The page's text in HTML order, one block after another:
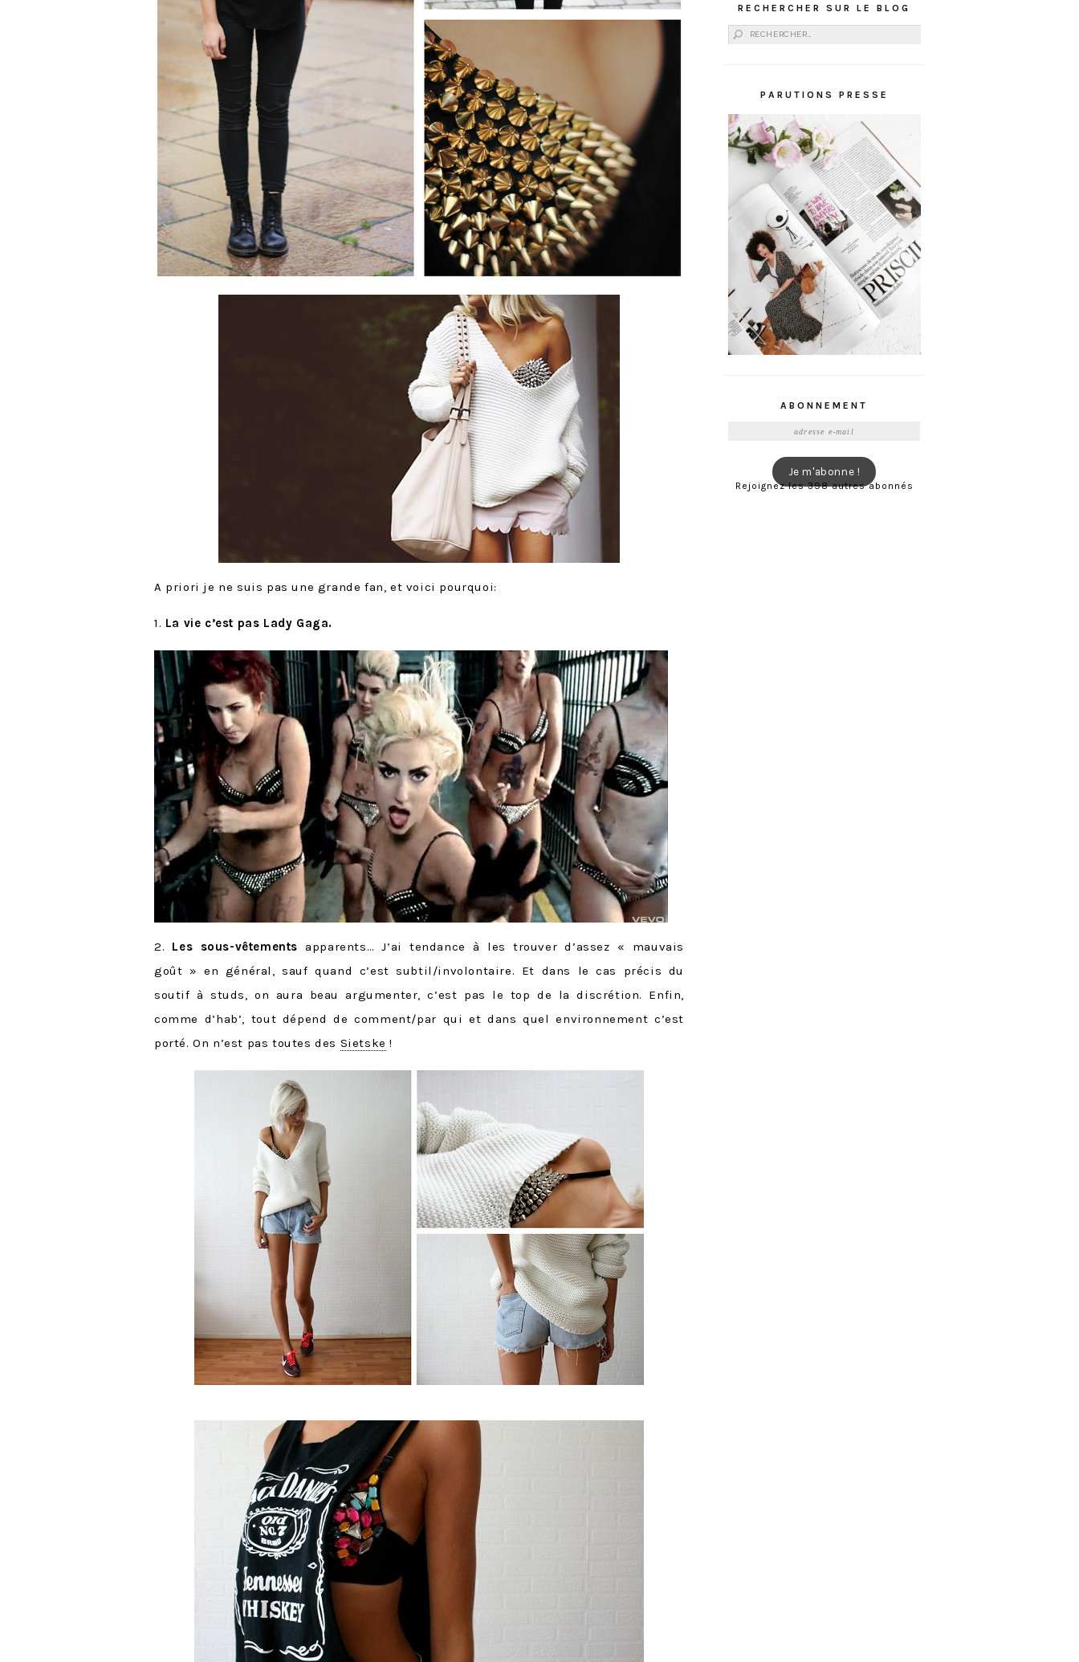
A priori je ne suis pas une grande fan, et voici pourquoi:
1. La vie c’est pas Lady Gaga.
2. Les sous-vêtements apparents… J’ai tendance à les trouver d’assez « mauvais
goût » en général, sauf quand c’est subtil/involontaire. Et dans le cas précis du
soutif à studs, on aura beau argumenter, c’est pas le top de la discrétion. Enfin,
comme d’hab’, tout dépend de comment/par qui et dans quel environnement c’est
porté. On n’est pas toutes des Sietske !
RECHERCHER SUR LE BLOG
Rechercher :
PARUTIONS PRESSE
ABONNEMENT
Je m'abonne !
Rejoignez les 398 autres abonnés